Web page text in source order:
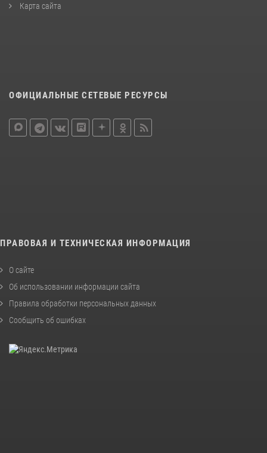
Карта сайта
ОФИЦИАЛЬНЫЕ СЕТЕВЫЕ РЕСУРСЫ
ПРАВОВАЯ И ТЕХНИЧЕСКАЯ ИНФОРМАЦИЯ
О сайте
Об использовании информации сайта
Правила обработки персональных данных
Сообщить об ошибках